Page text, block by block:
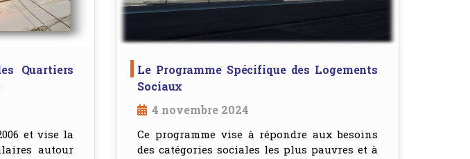
Quartiers
et vise la
autour
Le Programme Spécifique des Logements
Sociaux
4 novembre 2024
Ce programme vise à répondre aux besoins
des catégories sociales les plus pauvres et à